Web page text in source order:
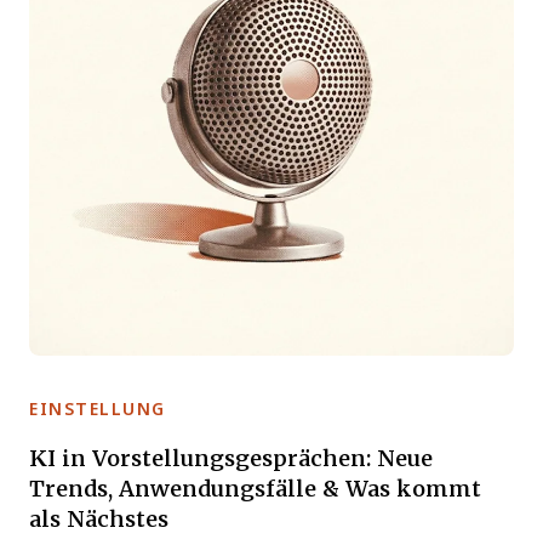
EINSTELLUNG
KI in Vorstellungsgesprächen: Neue
Trends, Anwendungsfälle & Was kommt
als Nächstes